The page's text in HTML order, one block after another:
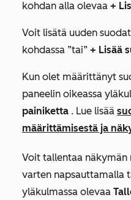
kohdan alla olevaa +
Voit lisätä uuden
kohdassa ”tai” + Lisää
Kun olet määrittänyt
paneelin oikeassa yläkul
painiketta . Lue lisää
määrittämisestä ja
Voit tallentaa
varten napsauttamalla
yläkulmassa olevaa